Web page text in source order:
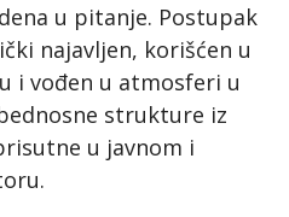
u pitanje. Postupak
najavljen, korišćen u
i vođen u atmosferi u
strukture iz
u javnom i